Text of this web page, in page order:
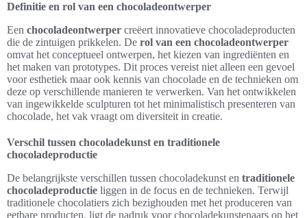
Definitie en rol van een chocoladeontwerper
Een chocoladeontwerper creëert innovatieve chocoladeproducten
die de zintuigen prikkelen. De rol van een chocoladeontwerper
omvat het conceptueel ontwerpen, het kiezen van ingrediënten en
het maken van prototypes. Dit proces vereist niet alleen een gevoel
voor esthetiek maar ook kennis van chocolade en de technieken om
deze op verschillende manieren te verwerken. Van het ontwikkelen
van ingewikkelde sculpturen tot het minimalistisch presenteren van
chocolade, het vak vraagt om diversiteit in creatie.
Verschil tussen chocoladekunst en traditionele
chocoladeproductie
De belangrijkste verschillen tussen chocoladekunst en traditionele
chocoladeproductie liggen in de focus en de technieken. Terwijl
traditionele chocolatiers zich bezighouden met het produceren van
eetbare producten, ligt de nadruk voor chocoladekunstenaars op het